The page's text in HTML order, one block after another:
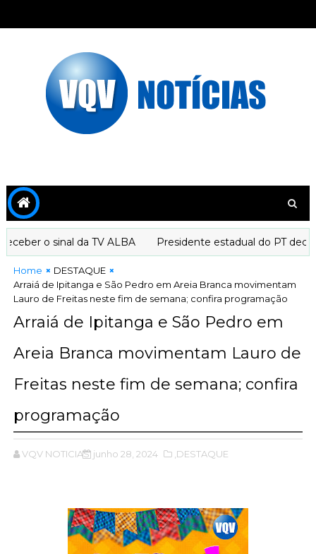
o sinal da TV ALBA Presidente estadual do PT declara
Home
DESTAQUE
Arraiá de Ipitanga e São Pedro em Areia Branca movimentam
Lauro de Freitas neste fim de semana; confira programação
Arraiá de Ipitanga e São Pedro em
Areia Branca movimentam Lauro de
Freitas neste fim de semana; confira
programação
VQV NOTICIAS junho 28, 2024 ,DESTAQUE